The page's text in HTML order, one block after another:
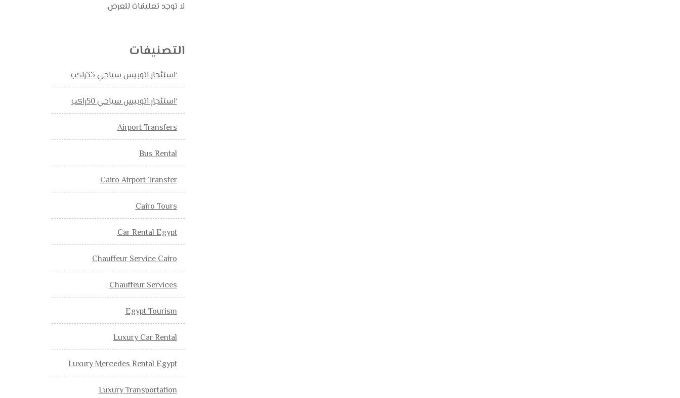
لا توجد تعليقات للعرض.
التصنيفات
‘استئجار اتوبيس سياحي 33راكب
‘استئجار اتوبيس سياحي 50راكب
Airport Transfers
Bus Rental
Cairo Airport Transfer
Cairo Tours
Car Rental Egypt
Chauffeur Service Cairo
Chauffeur Services
Egypt Tourism
Luxury Car Rental
Luxury Mercedes Rental Egypt
Luxury Transportation